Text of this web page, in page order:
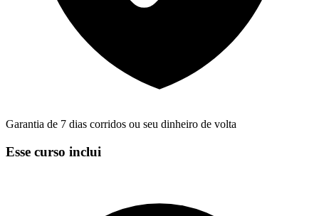
Garantia de 7 dias corridos ou seu dinheiro de volta
Esse curso inclui